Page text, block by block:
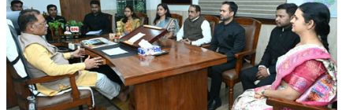
05 Aug 2026 16 Views
कर्तव्यनिष्ठ होकर जनसेवा एवं सुशासन के लिए जमीनी स्तर पर करें बेहतर
कार्य : मुख्यमंत्री साय